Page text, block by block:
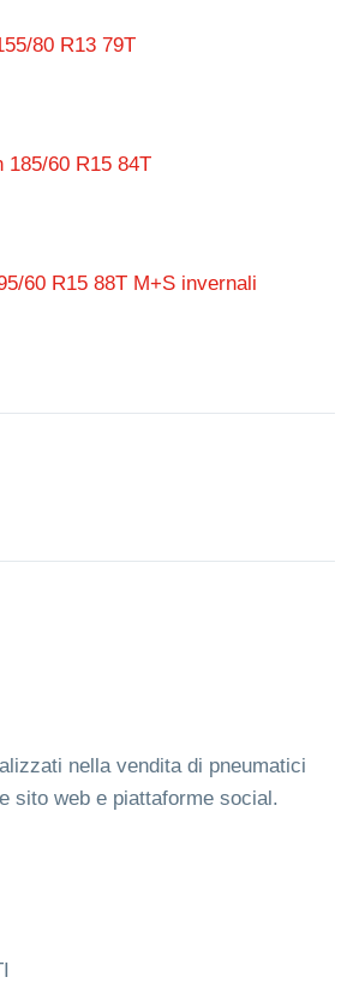
80 R13 79T
185/60 R15 84T
60 R15 88T M+S invernali
nella vendita di pneumatici
sito web e piattaforme social.